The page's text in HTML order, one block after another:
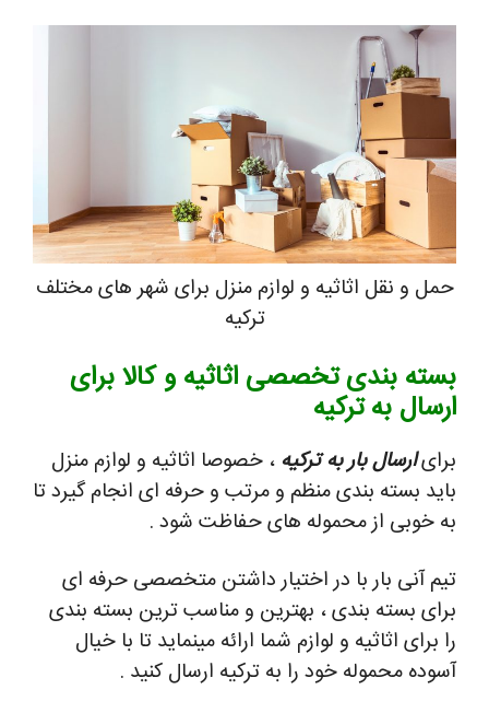
حمل و نقل اثاثیه و لوازم منزل برای شهر های مختلف
ترکیه
بسته بندی تخصصی اثاثیه و کالا برای
ارسال به ترکیه
برایارسال بار به ترکیه ، خصوصا اثاثیه و لوازم منزل
باید بسته بندی منظم و مرتب و حرفه ای انجام گیرد تا
به خوبی از محموله های حفاظت شود .
تیم آنی بار با در اختیار داشتن متخصصی حرفه ای
برای بسته بندی ، بهترین و مناسب ترین بسته بندی
را برای اثاثیه و لوازم شما ارائه مینماید تا با خیال
آسوده محموله خود را به ترکیه ارسال کنید .